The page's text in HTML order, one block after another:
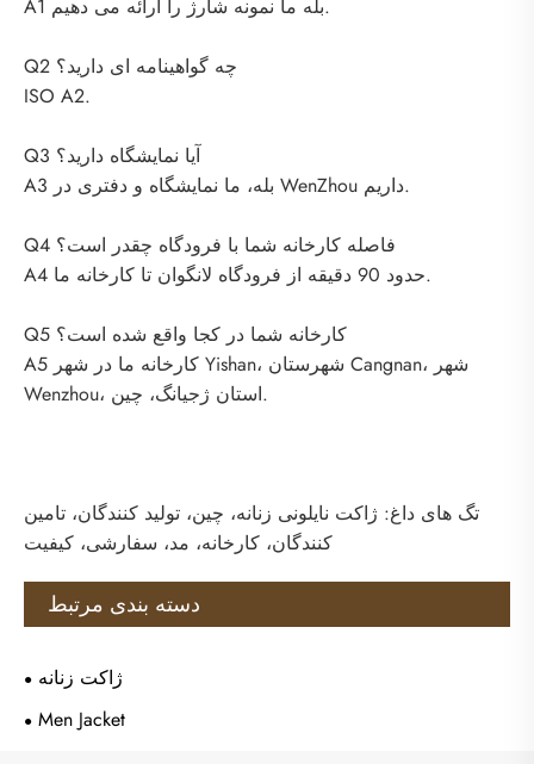
A1 بله ما نمونه شارژ را ارائه می دهیم.
Q2 چه گواهینامه ای دارید؟
ISO A2.
Q3 آیا نمایشگاه دارید؟
A3 بله، ما نمایشگاه و دفتری در WenZhou داریم.
Q4 فاصله کارخانه شما با فرودگاه چقدر است؟
A4 حدود 90 دقیقه از فرودگاه لانگوان تا کارخانه ما.
Q5 کارخانه شما در کجا واقع شده است؟
A5 کارخانه ما در شهر Yishan، شهرستان Cangnan، شهر
Wenzhou، استان ژجیانگ، چین.
تگ های داغ: ژاکت نایلونی زنانه، چین، تولید کنندگان، تامین
کنندگان، کارخانه، مد، سفارشی، کیفیت
دسته بندی مرتبط
ژاکت زنانه
Men Jacket